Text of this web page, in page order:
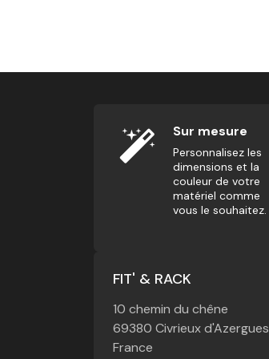
Sur mesure
Personnalisez les
dimensions et la
couleur de votre
matériel comme
vous le souhaitez.
FIT' & RACK
10 chemin du chêne
69380 Civrieux d'Azergues
France